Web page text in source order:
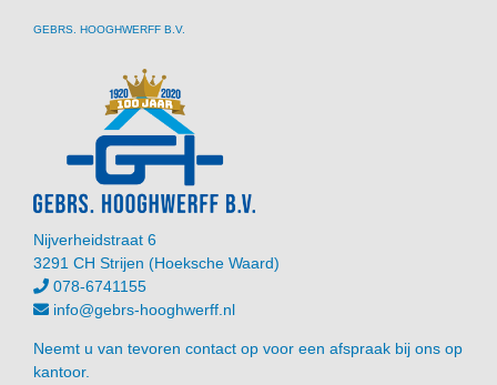
GEBRS. HOOGHWERFF B.V.
Nijverheidstraat 6
3291 CH Strijen (Hoeksche Waard)
078-6741155
info@gebrs-hooghwerff.nl
Neemt u van tevoren contact op voor een afspraak bij ons op
kantoor.